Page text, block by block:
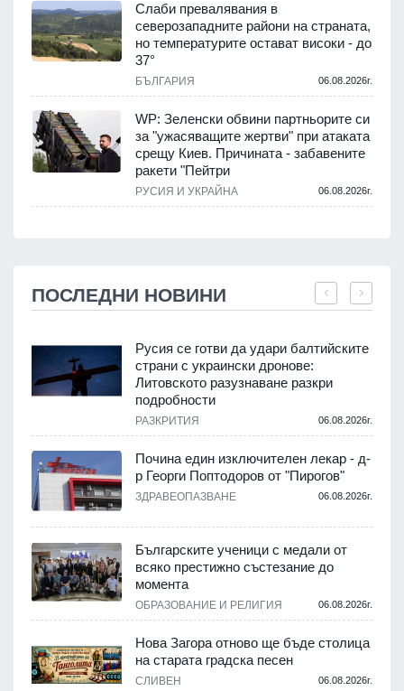
Слаби превалявания в
северозападните райони на страната,
но температурите остават високи - до
37°
БЪЛГАРИЯ 06.08.2026г.
WP: Зеленски обвини партньорите си
за "ужасяващите жертви" при атаката
срещу Киев. Причината - забавените
ракети "Пейтри
РУСИЯ И УКРАЙНА 06.08.2026г.
ПОСЛЕДНИ НОВИНИ
Русия се готви да удари балтийските
страни с украински дронове:
Литовското разузнаване разкри
подробности
РАЗКРИТИЯ 06.08.2026г.
Почина един изключителен лекар - д-
р Георги Поптодоров от "Пирогов"
ЗДРАВЕОПАЗВАНЕ 06.08.2026г.
Българските ученици с медали от
всяко престижно състезание до
момента
ОБРАЗОВАНИЕ И РЕЛИГИЯ 06.08.2026г.
Нова Загора отново ще бъде столица
на старата градска песен
СЛИВЕН 06.08.2026г.